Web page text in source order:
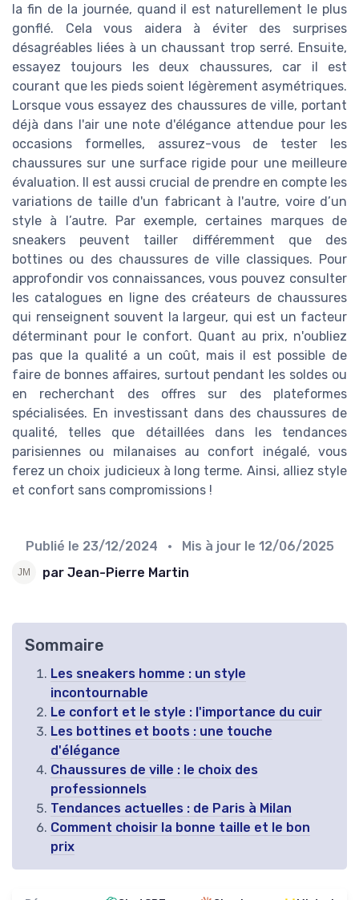
la fin de la journée, quand il est naturellement le plus
gonflé. Cela vous aidera à éviter des surprises
désagréables liées à un chaussant trop serré. Ensuite,
essayez toujours les deux chaussures, car il est
courant que les pieds soient légèrement asymétriques.
Lorsque vous essayez des chaussures de ville, portant
déjà dans l'air une note d'élégance attendue pour les
occasions formelles, assurez-vous de tester les
chaussures sur une surface rigide pour une meilleure
évaluation. Il est aussi crucial de prendre en compte les
variations de taille d'un fabricant à l'autre, voire d’un
style à l’autre. Par exemple, certaines marques de
sneakers peuvent tailler différemment que des
bottines ou des chaussures de ville classiques. Pour
approfondir vos connaissances, vous pouvez consulter
les catalogues en ligne des créateurs de chaussures
qui renseignent souvent la largeur, qui est un facteur
déterminant pour le confort. Quant au prix, n'oubliez
pas que la qualité a un coût, mais il est possible de
faire de bonnes affaires, surtout pendant les soldes ou
en recherchant des offres sur des plateformes
spécialisées. En investissant dans des chaussures de
qualité, telles que détaillées dans les tendances
parisiennes ou milanaises au confort inégalé, vous
ferez un choix judicieux à long terme. Ainsi, alliez style
et confort sans compromissions !
Publié le 23/12/2024 • Mis à jour le 12/06/2025
par Jean-Pierre Martin
Sommaire
Les sneakers homme : un style
incontournable
Le confort et le style : l'importance du cuir
Les bottines et boots : une touche
d'élégance
Chaussures de ville : le choix des
professionnels
Tendances actuelles : de Paris à Milan
Comment choisir la bonne taille et le bon
prix